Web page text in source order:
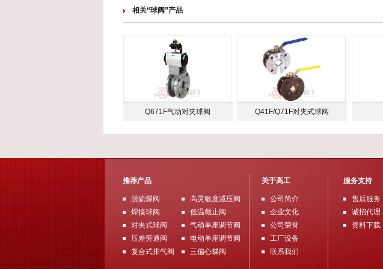
相关“球阀”产品
Q671F气动对夹球阀 Q41F/Q71F对夹式球阀
推荐产品
脱硫蝶阀
高灵敏度减压阀
焊接球阀
低温截止阀
对夹式球阀
气动单座调节阀
压差旁通阀
电动单座调节阀
复合式排气阀
三偏心蝶阀
关于高工
公司简介
企业文化
公司荣誉
工厂设备
联系我们
服务支持
售后服务
诚招代理
资料下载